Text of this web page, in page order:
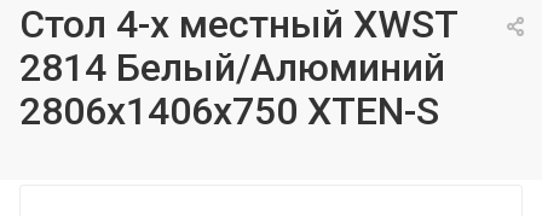
Стол 4-х местный XWST
2814 Белый/Алюминий
2806х1406х750 XTEN-S